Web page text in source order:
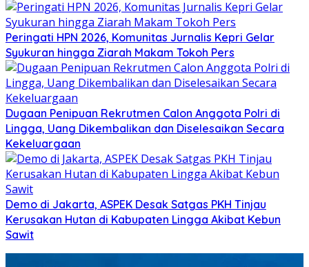
Peringati HPN 2026, Komunitas Jurnalis Kepri Gelar
Syukuran hingga Ziarah Makam Tokoh Pers
Dugaan Penipuan Rekrutmen Calon Anggota Polri di
Lingga, Uang Dikembalikan dan Diselesaikan Secara
Kekeluargaan
Demo di Jakarta, ASPEK Desak Satgas PKH Tinjau
Kerusakan Hutan di Kabupaten Lingga Akibat Kebun
Sawit